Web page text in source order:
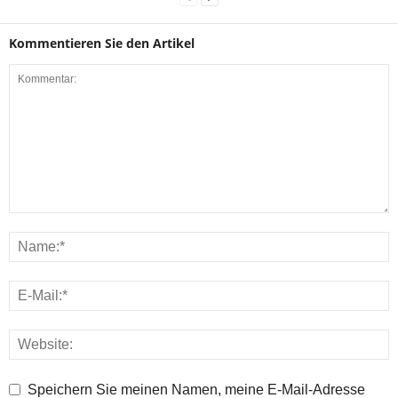
Kommentieren Sie den Artikel
Speichern Sie meinen Namen, meine E-Mail-Adresse